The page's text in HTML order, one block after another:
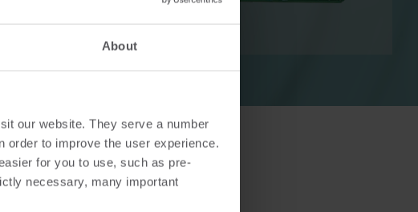
About
our website. They serve a number
order to improve the user experience.
for you to use, such as pre-
necessary, many important
nøjagtig måling og smartere
energistyring.